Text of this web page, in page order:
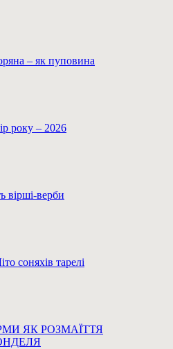
– як пуповина
року – 2026
вірші-верби
соняхів тарелі
ЯК РОЗМАЇТТЯ